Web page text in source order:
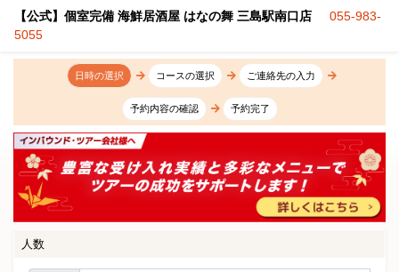
【公式】個室完備 海鮮居酒屋 はなの舞 三島駅南口店
055-983-
5055
日時の選択 コースの選択 ご連絡先の入力
予約内容の確認 予約完了
人数